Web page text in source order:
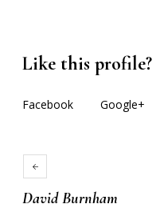
Like this profile?
Facebook Google+
David Burnham